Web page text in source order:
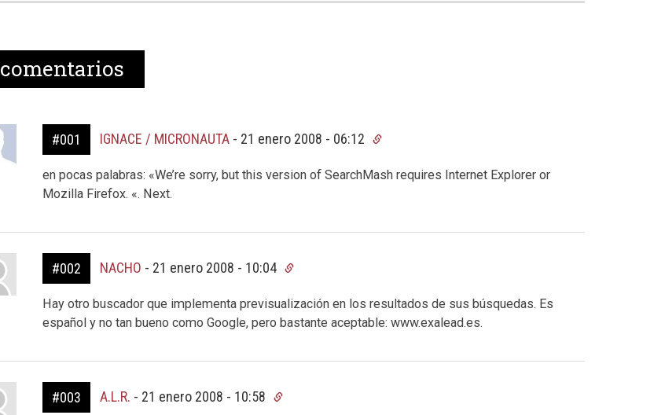
comentarios
#001 IGNACE / MICRONAUTA- 21 enero 2008 - 06:12
en pocas palabras: «We’re sorry, but this version of SearchMash requires Internet Explorer or
Mozilla Firefox. «. Next.
#002 NACHO - 21 enero 2008 - 10:04
Hay otro buscador que implementa previsualización en los resultados de sus búsquedas. Es
español y no tan bueno como Google, pero bastante aceptable: www.exalead.es.
#003 A.L.R. - 21 enero 2008 - 10:58